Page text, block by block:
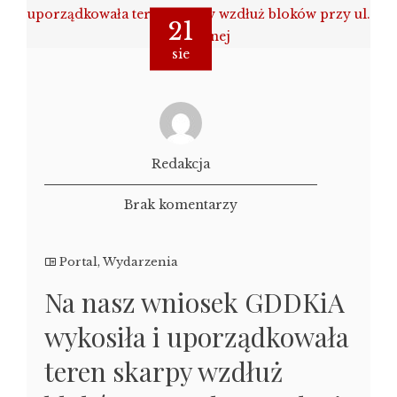
21
sie
Redakcja
Brak komentarzy
Portal, Wydarzenia
Na nasz wniosek GDDKiA
wykosiła i uporządkowała
teren skarpy wzdłuż